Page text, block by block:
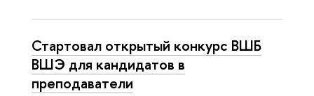
Стартовал открытый конкурс ВШБ
ВШЭ для кандидатов в
преподаватели